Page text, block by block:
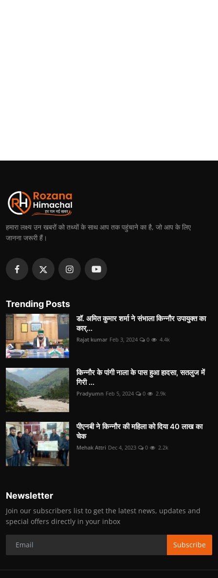
हमारा लक्ष्य उन खबरों को तथ्यों के साथ आप तक पहुंचाने का है, जो आप के लिए
जानना जरूरी हैं।
Trending Posts
डॉ. अमित कुमार शर्मा ने संभाला किन्नौर उपायुक्त का
कार्...
Rajat kumar Feb 3, 2024 0 4.4k
किन्नौर के पांगी नाला के पास हुआ हादसा, सतलुज में
गिरी ...
Pradyumn Feb 5, 2024 0 2.9k
पीएनबी ने किन्नौर की महिला को दिया 40 लाख का
चेक
Mehak Attri Dec 4, 2023 0 2.2k
Newsletter
Join our subscribers list to get the latest news, updates and
special offers directly in your inbox
Subscribe